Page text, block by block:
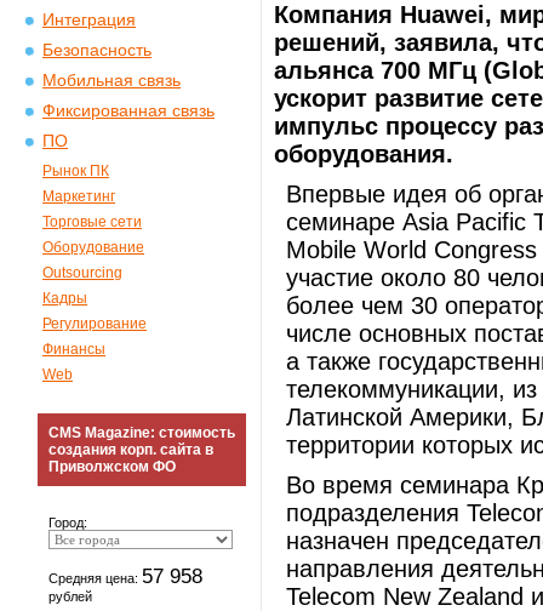
Интеграция
Безопасность
Мобильная связь
Фиксированная связь
ПО
Рынок ПК
Маркетинг
Торговые сети
Оборудование
Outsourcing
Кадры
Регулирование
Финансы
Web
CMS Magazine: стоимость
создания корп. сайта в
Приволжском ФО
Город:
Средняя цена: 57 958
рублей
Компания Huawei,
решений, заявила,
альянса 700 МГц
ускорит развитие
импульс процессу
оборудования.
Впервые идея об
семинаре Asia Pacific
Mobile World
участие около 80
более чем 30
числе основных
а также
телекоммуникации, из
Латинской Америки,
территории которых
Во время семинара
подразделения
назначен
направления
Telecom New